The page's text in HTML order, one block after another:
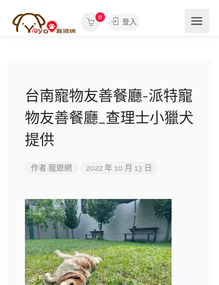
0
登入
台南寵物友善餐廳-派特寵
物友善餐廳_查理士小獵犬
提供
作者 寵遊網 2022 年 10 月 13 日